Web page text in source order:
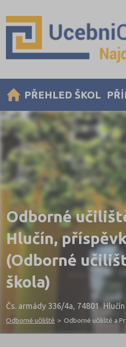
PŘEHLED ŠKOL
Odborné
Hlučín,
(Odborné
škola)
Čs. armády 336/4a, 74801 Hlučín
Odborné učiliště > Odborné učiliště a